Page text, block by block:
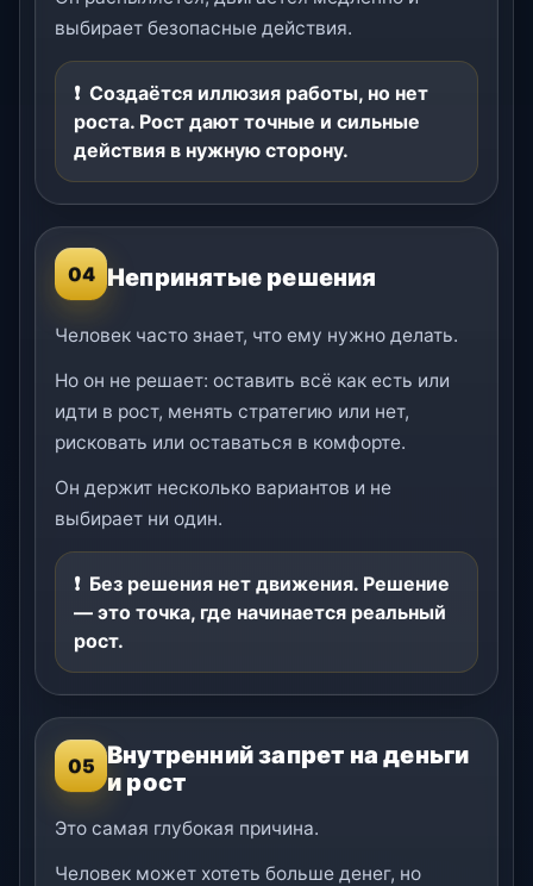
выбирает безопасные действия.
Создаётся иллюзия работы, но нет
роста. Рост дают точные и сильные
действия в нужную сторону.
04 Непринятые решения
Человек часто знает, что ему нужно делать.
Но он не решает: оставить всё как есть или
идти в рост, менять стратегию или нет,
рисковать или оставаться в комфорте.
Он держит несколько вариантов и не
выбирает ни один.
Без решения нет движения. Решение
— это точка, где начинается реальный
рост.
05 Внутренний запрет на деньги
и рост
Это самая глубокая причина.
Человек может хотеть больше денег, но